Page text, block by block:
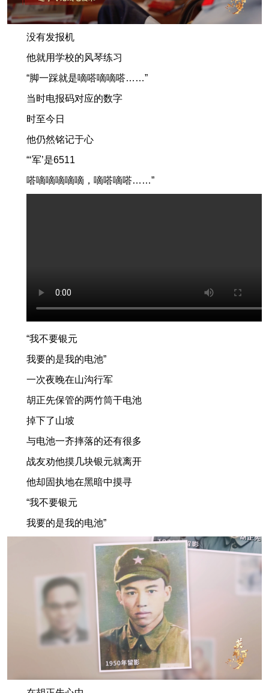
没有发报机
他就用学校的风琴练习
“脚一踩就是嘀嗒嘀嘀嗒……”
当时电报码对应的数字
时至今日
他仍然铭记于心
“‘军’是6511
嗒嘀嘀嘀嘀嘀，嘀嗒嘀嗒……”
“我不要银元
我要的是我的电池”
一次夜晚在山沟行军
胡正先保管的两竹筒干电池
掉下了山坡
与电池一齐摔落的还有很多
战友劝他摸几块银元就离开
他却固执地在黑暗中摸寻
“我不要银元
我要的是我的电池”